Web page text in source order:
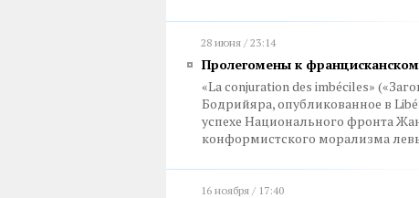
28 июня / 23:14
Пролегомены к
«La conjuration des imbéciles»
Бодрийяра, опубликованное в
успехе Национального фронта
конформистского морализма
16 ноября / 17:40